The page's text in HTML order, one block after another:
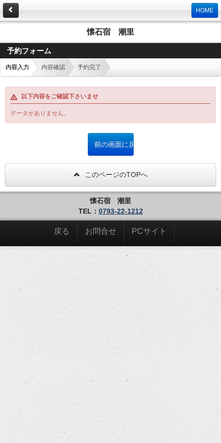
HOME
懐石宿 潮里
予約フォーム
内容入力 内容確認 予約完了
以下内容をご確認下さいませ
データがありません。
このページのTOPへ
懐石宿 潮里
TEL： 0793-22-1212
戻る お問合せ PCサイト